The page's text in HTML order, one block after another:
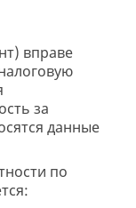
вправе
за
данные
по